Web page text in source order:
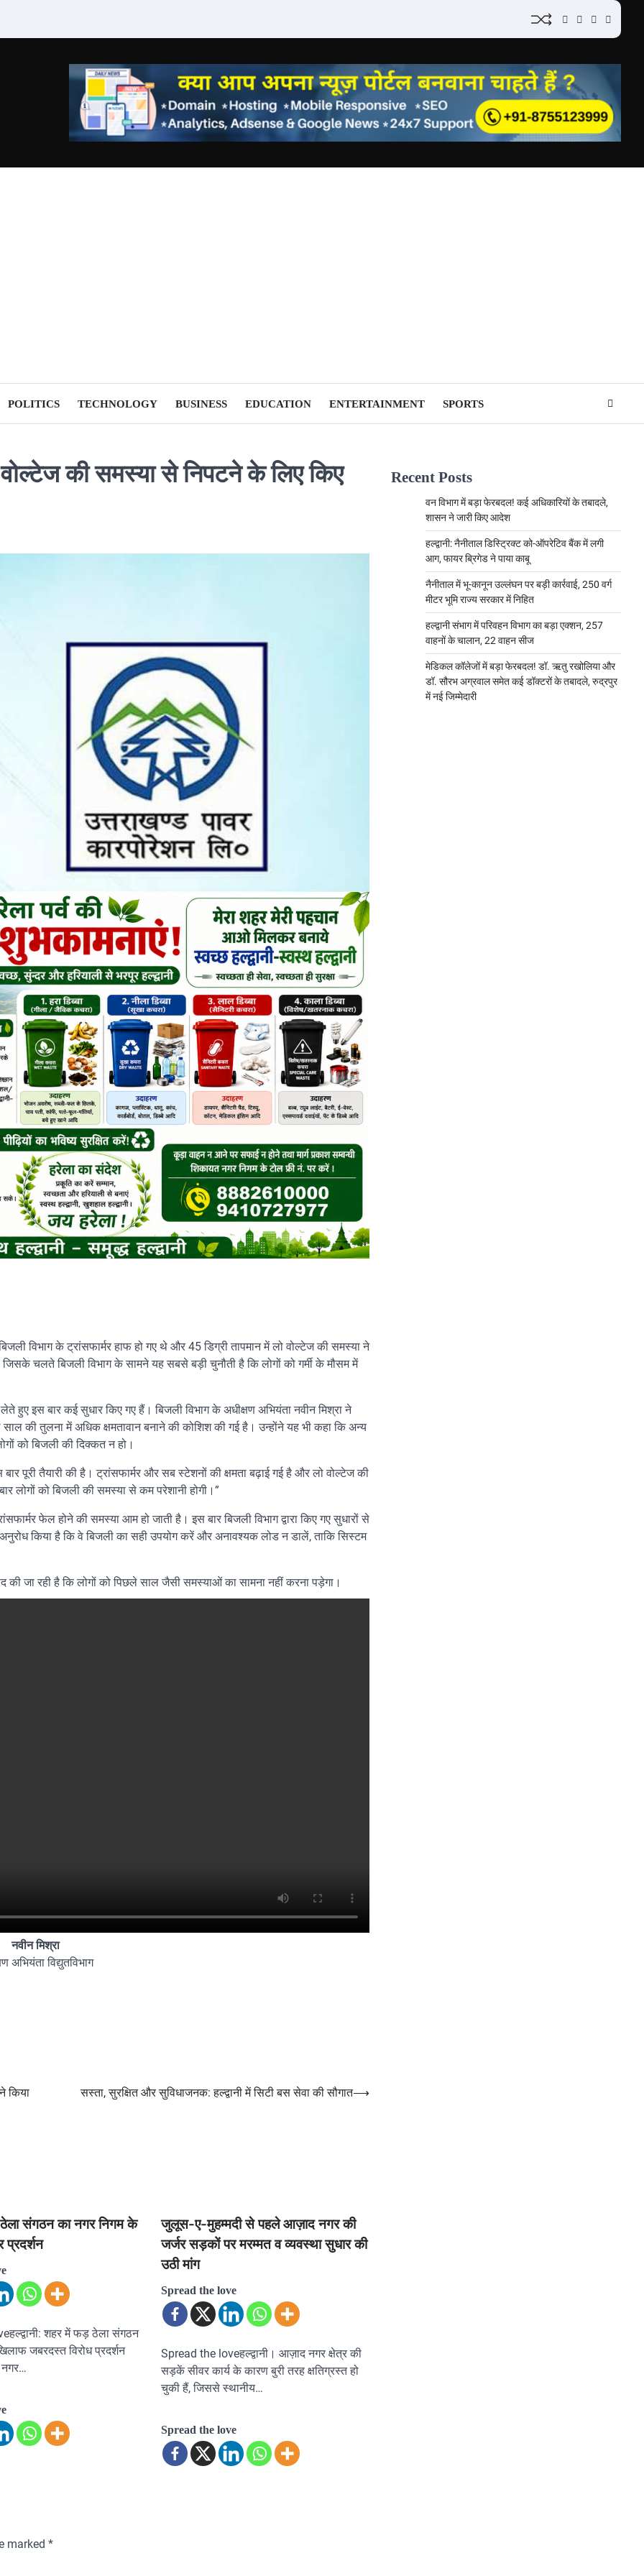
YouTube
Instagram
Facebook
POLITICS TECHNOLOGY BUSINESS EDUCATION ENTERTAINMENT SPORTS
वोल्टेज की समस्या से निपटने के लिए किए
विभाग के ट्रांसफार्मर हाफ हो गए थे और 45 डिग्री तापमान में लो वोल्टेज की समस्या ने
जिसके चलते बिजली विभाग के सामने यह सबसे बड़ी चुनौती है कि लोगों को गर्मी के मौसम में
हुए इस बार कई सुधार किए गए हैं। बिजली विभाग के अधीक्षण अभियंता नवीन मिश्रा ने
साल की तुलना में अधिक क्षमतावान बनाने की कोशिश की गई है। उन्होंने यह भी कहा कि अन्य
को बिजली की दिक्कत न हो।
पूरी तैयारी की है। ट्रांसफार्मर और सब स्टेशनों की क्षमता बढ़ाई गई है और लो वोल्टेज की
लोगों को बिजली की समस्या से कम परेशानी होगी।”
फेल होने की समस्या आम हो जाती है। इस बार बिजली विभाग द्वारा किए गए सुधारों से
अनुरोध किया है कि वे बिजली का सही उपयोग करें और अनावश्यक लोड न डालें, ताकि सिस्टम
की जा रही है कि लोगों को पिछले साल जैसी समस्याओं का सामना नहीं करना पड़ेगा।
नवीन मिश्रा
अभियंता विद्युतविभाग
किया
सस्ता, सुरक्षित और सुविधाजनक: हल्द्वानी में सिटी बस सेवा की सौगात⟶
ठेला संगठन का नगर निगम के
प्रदर्शन
शहर में फड़ ठेला संगठन
जबरदस्त विरोध प्रदर्शन
जुलूस-ए-मुहम्मदी से पहले आज़ाद नगर की
जर्जर सड़कों पर मरम्मत व व्यवस्था सुधार की
उठी मांग
Spread the love
Spread the loveहल्द्वानी। आज़ाद नगर क्षेत्र की
सड़कें सीवर कार्य के कारण बुरी तरह क्षतिग्रस्त हो
चुकी हैं, जिससे स्थानीय…
Spread the love
marked *
Recent Posts
वन विभाग में बड़ा फेरबदल! कई अधिकारियों के तबादले,
शासन ने जारी किए आदेश
हल्द्वानी: नैनीताल डिस्ट्रिक्ट को-ऑपरेटिव बैंक में लगी
आग, फायर ब्रिगेड ने पाया काबू
नैनीताल में भू-कानून उल्लंघन पर बड़ी कार्रवाई, 250 वर्ग
मीटर भूमि राज्य सरकार में निहित
हल्द्वानी संभाग में परिवहन विभाग का बड़ा एक्शन, 257
वाहनों के चालान, 22 वाहन सीज
मेडिकल कॉलेजों में बड़ा फेरबदल! डॉ. ऋतु रखोलिया और
डॉ. सौरभ अग्रवाल समेत कई डॉक्टरों के तबादले, रुद्रपुर
में नई जिम्मेदारी